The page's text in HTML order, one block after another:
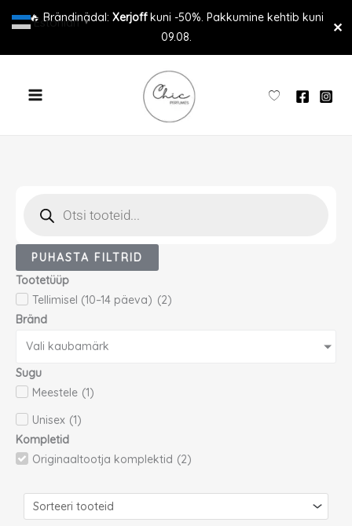
🔥 Brändinädal: Xerjoffkuni -50%. Pakkumine kehtib kuni
09.08.
✕
PUHASTA FILTRID
Tootetüüp
Tellimisel (10–14 päeva) (2)
Bränd
Vali kaubamärk
Sugu
Meestele (1)
Unisex (1)
Kompletid
Originaaltootja komplektid (2)
Estonian ▼